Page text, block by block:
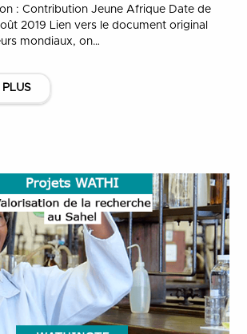
: Contribution Jeune Afrique Date de
2019 Lien vers le document original
mondiaux, on…
PLUS